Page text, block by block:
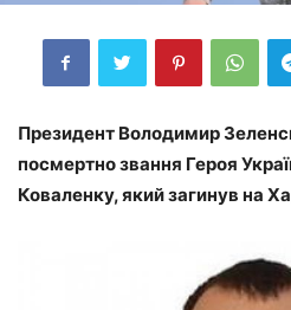
Президент Володимир
посмертно звання Героя
Коваленку, який загинув на